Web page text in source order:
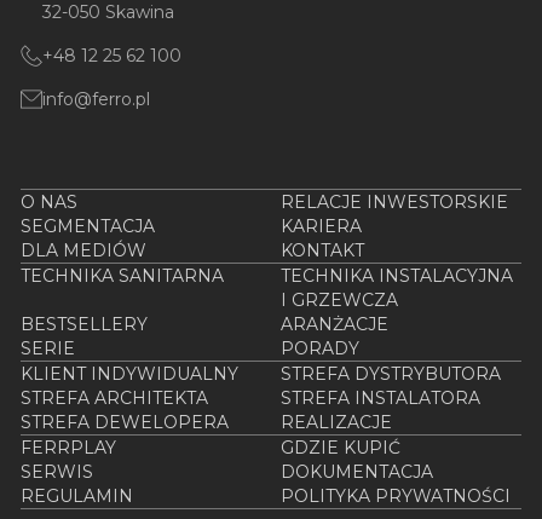
32-050 Skawina
+48 12 25 62 100
info@ferro.pl
O NAS
RELACJE INWESTORSKIE
SEGMENTACJA
KARIERA
DLA MEDIÓW
KONTAKT
TECHNIKA SANITARNA
TECHNIKA INSTALACYJNA
I GRZEWCZA
BESTSELLERY
ARANŻACJE
SERIE
PORADY
KLIENT INDYWIDUALNY
STREFA DYSTRYBUTORA
STREFA ARCHITEKTA
STREFA INSTALATORA
STREFA DEWELOPERA
REALIZACJE
FERRPLAY
GDZIE KUPIĆ
SERWIS
DOKUMENTACJA
REGULAMIN
POLITYKA PRYWATNOŚCI